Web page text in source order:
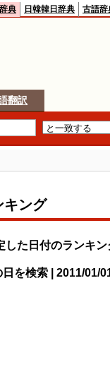
典 日韓韓日辞典 古語辞
翻訳
キング
した日付のランキ
日を検索 | 2011/01/